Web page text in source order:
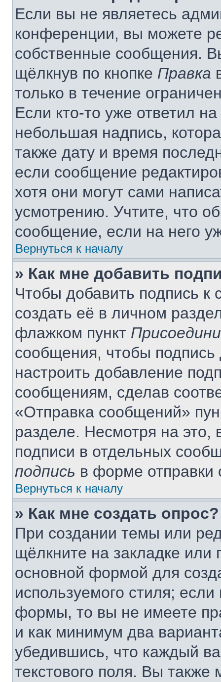
Если вы не являетесь
конференции, вы можете
собственные сообщения.
щёлкнув по кнопке Правка
только в течение
Если кто-то уже ответил
небольшая надпись,
также дату и время
если сообщение
хотя они могут сами
усмотрению. Учтите, что
сообщение, если на него
Вернуться к началу
» Как мне добавить
Чтобы добавить подпись
создать её в личном
флажком пункт
сообщения, чтобы
настроить добавление
сообщениям, сделав
«Отправка сообщений»
разделе. Несмотря на
подписи в отдельных
подпись в форме отправки
Вернуться к началу
» Как мне создать опрос?
При создании темы или
щёлкните на закладке
основной формой для
используемого стиля;
формы, то вы не имеете
и как минимум два
убедившись, что каждый
текстового поля. Вы также